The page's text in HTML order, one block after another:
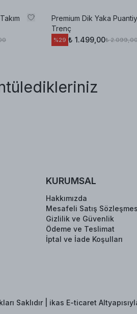
Premium Dik Yaka
Trenç
%29 ₺ 1.499,00₺
KURUMSAL
Hakkımızda
Mesafeli Satış
Gizlilik ve Güvenlik
Ödeme ve Teslimat
İptal ve İade Koşulları
Saklıdır | ikas E-ticaret